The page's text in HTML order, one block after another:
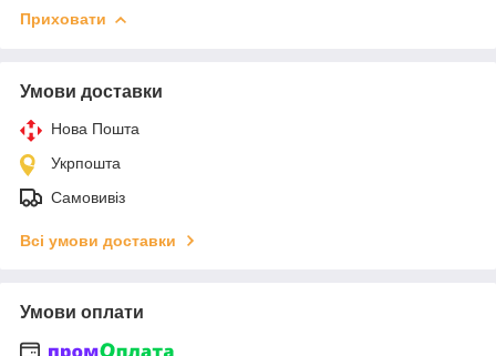
Приховати
Умови доставки
Нова Пошта
Укрпошта
Самовивіз
Всі умови доставки
Умови оплати